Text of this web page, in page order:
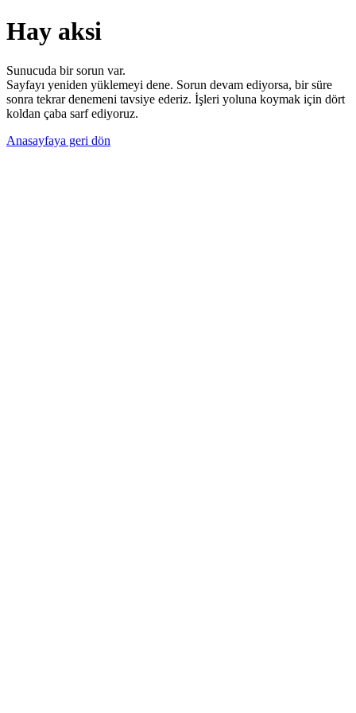
Hay aksi
Sunucuda bir sorun var.
Sayfayı yeniden yüklemeyi dene. Sorun devam ediyorsa, bir süre
sonra tekrar denemeni tavsiye ederiz. İşleri yoluna koymak için dört
koldan çaba sarf ediyoruz.
Anasayfaya geri dön